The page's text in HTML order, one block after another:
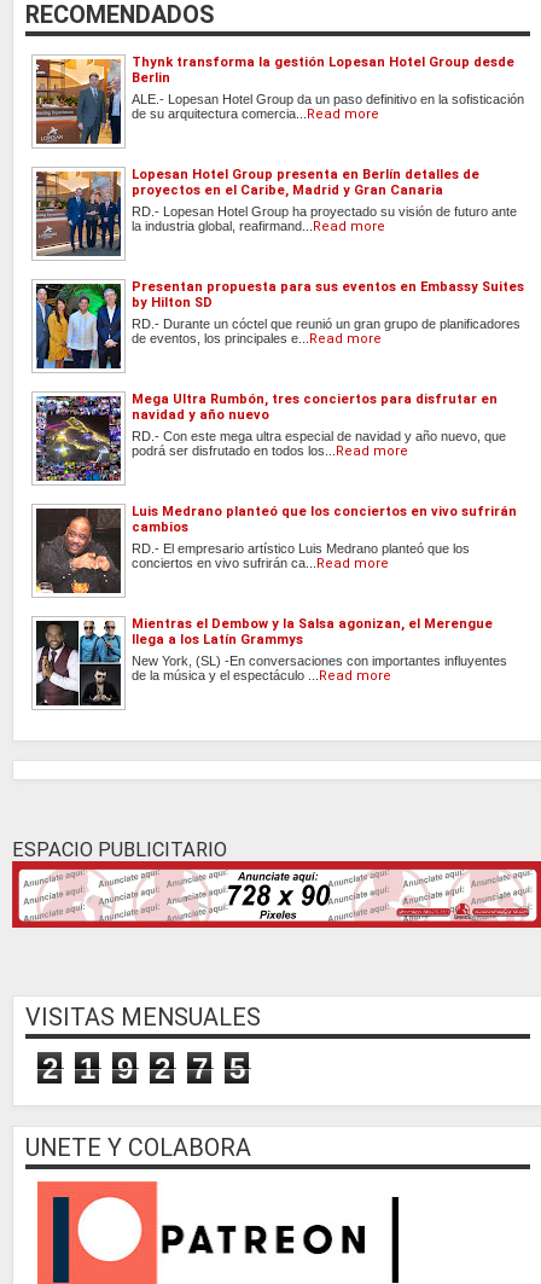
RECOMENDADOS
Thynk transforma la gestión Lopesan Hotel Group desde
Berlin
ALE.- Lopesan Hotel Group da un paso definitivo en la sofisticación
de su arquitectura comercia...
Read more
Lopesan Hotel Group presenta en Berlín detalles de
proyectos en el Caribe, Madrid y Gran Canaria
RD.- Lopesan Hotel Group ha proyectado su visión de futuro ante
la industria global, reafirmand...
Read more
Presentan propuesta para sus eventos en Embassy Suites
by Hilton SD
RD.- Durante un cóctel que reunió un gran grupo de planificadores
de eventos, los principales e...
Read more
Mega Ultra Rumbón, tres conciertos para disfrutar en
navidad y año nuevo
RD.- Con este mega ultra especial de navidad y año nuevo, que
podrá ser disfrutado en todos los...
Read more
Luis Medrano planteó que los conciertos en vivo sufrirán
cambios
RD.- El empresario artístico Luis Medrano planteó que los
conciertos en vivo sufrirán ca...
Read more
Mientras el Dembow y la Salsa agonizan, el Merengue
llega a los Latín Grammys
New York, (SL) -En conversaciones con importantes influyentes
de la música y el espectáculo ...
Read more
ESPACIO PUBLICITARIO
VISITAS MENSUALES
2 1 9 2 7 5
UNETE Y COLABORA